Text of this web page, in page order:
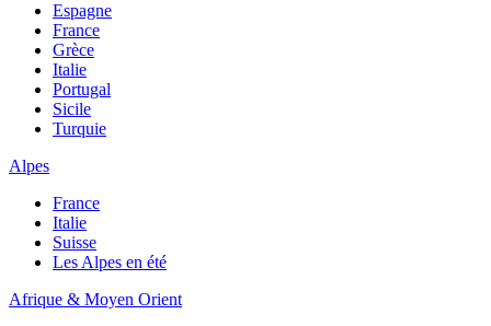
Espagne
France
Grèce
Italie
Portugal
Sicile
Turquie
Alpes
France
Italie
Suisse
Les Alpes en été
Afrique & Moyen Orient